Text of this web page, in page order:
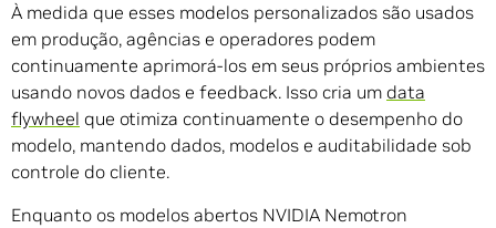
À medida que esses modelos personalizados são usados
em produção, agências e operadores podem
continuamente aprimorá-los em seus próprios ambientes
usando novos dados e feedback. Isso cria um data
flywheel que otimiza continuamente o desempenho do
modelo, mantendo dados, modelos e auditabilidade sob
controle do cliente.
Enquanto os modelos abertos NVIDIA Nemotron